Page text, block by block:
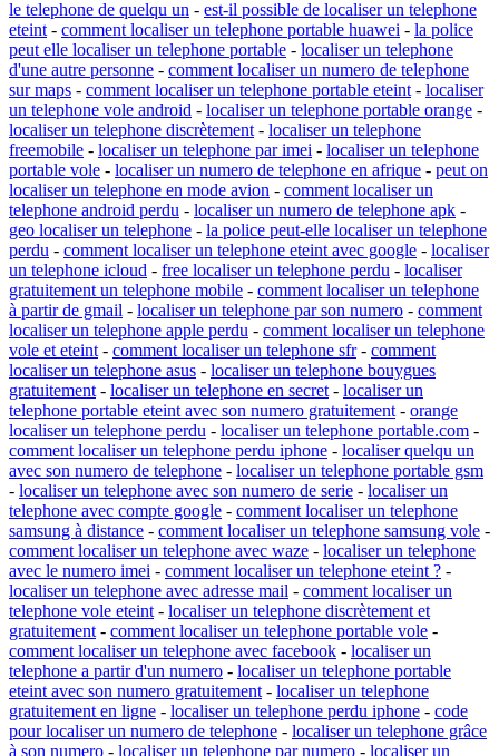
le telephone de quelqu un - est-il possible de localiser un telephone
eteint - comment localiser un telephone portable huawei - la police
peut elle localiser un telephone portable - localiser un telephone
d'une autre personne - comment localiser un numero de telephone
sur maps - comment localiser un telephone portable eteint - localiser
un telephone vole android - localiser un telephone portable orange -
localiser un telephone discrètement - localiser un telephone
freemobile - localiser un telephone par imei - localiser un telephone
portable vole - localiser un numero de telephone en afrique - peut on
localiser un telephone en mode avion - comment localiser un
telephone android perdu - localiser un numero de telephone apk -
geo localiser un telephone - la police peut-elle localiser un telephone
perdu - comment localiser un telephone eteint avec google - localiser
un telephone icloud - free localiser un telephone perdu - localiser
gratuitement un telephone mobile - comment localiser un telephone
à partir de gmail - localiser un telephone par son numero - comment
localiser un telephone apple perdu - comment localiser un telephone
vole et eteint - comment localiser un telephone sfr- comment
localiser un telephone asus - localiser un telephone bouygues
gratuitement - localiser un telephone en secret - localiser un
telephone portable eteint avec son numero gratuitement - orange
localiser un telephone perdu - localiser un telephone portable.com -
comment localiser un telephone perdu iphone - localiser quelqu un
avec son numero de telephone - localiser un telephone portable gsm
- localiser un telephone avec son numero de serie - localiser un
telephone avec compte google - comment localiser un telephone
samsung à distance - comment localiser un telephone samsung vole -
comment localiser un telephone avec waze - localiser un telephone
avec le numero imei - comment localiser un telephone eteint ? -
localiser un telephone avec adresse mail - comment localiser un
telephone vole eteint - localiser un telephone discrètement et
gratuitement - comment localiser un telephone portable vole -
comment localiser un telephone avec facebook - localiser un
telephone a partir d'un numero - localiser un telephone portable
eteint avec son numero gratuitement - localiser un telephone
gratuitement en ligne - localiser un telephone perdu iphone - code
pour localiser un numero de telephone - localiser un telephone grâce
à son numero - localiser un telephone par numero - localiser un